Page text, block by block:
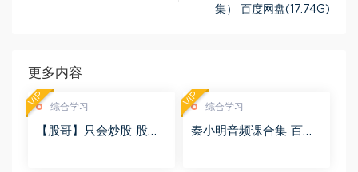
集） 百度网盘(17.74G)
更多内容
综合学习
【股哥】只会炒股 股哥
VIP 综合学习
秦小明音频课合集 百度
VIP